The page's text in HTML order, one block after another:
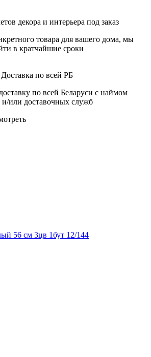
декора и интерьера под заказ
товара для вашего дома, мы
в кратчайшие сроки
Доставка по всей РБ
по всей Беларуси с наймом
или доставочных служб
56 см 3цв 1бут 12/144